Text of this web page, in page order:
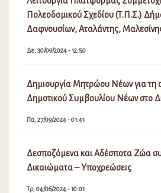
Πολεοδομικού Σχεδίου (Τ.Π.Σ.)
Δαφνουσίων, Αταλάντης,
Δε, 30/09/2024 - 12:50
Δημιουργία Μητρώου Νέων για τη
Δημοτικού Συμβουλίου Νέων στο
Πα, 27/09/2024 - 01:41
Δεσποζόμενα και Αδέσποτα Ζώα
Δικαιώματα – Υποχρεώσεις
Τρ, 04/06/2024 - 10:01